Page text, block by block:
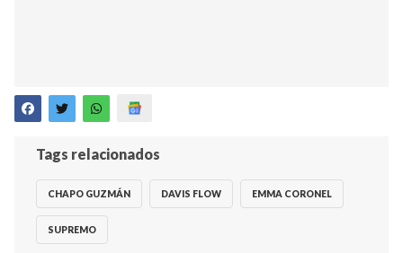
Tags relacionados
CHAPO GUZMÁN DAVIS FLOW EMMA CORONEL
SUPREMO